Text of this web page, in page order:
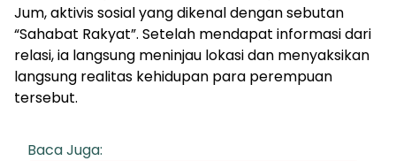
Jum, aktivis sosial yang dikenal dengan sebutan
“Sahabat Rakyat”. Setelah mendapat informasi dari
relasi, ia langsung meninjau lokasi dan menyaksikan
langsung realitas kehidupan para perempuan
tersebut.
Baca Juga: